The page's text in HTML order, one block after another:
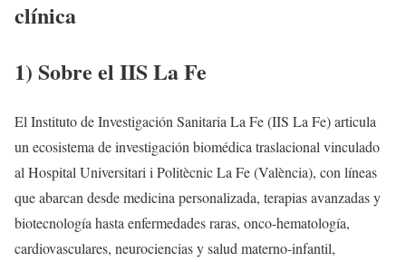
clínica
1) Sobre el IIS La Fe
El Instituto de Investigación Sanitaria La Fe (IIS La Fe) articula
un ecosistema de investigación biomédica traslacional vinculado
al Hospital Universitari i Politècnic La Fe (València), con líneas
que abarcan desde medicina personalizada, terapias avanzadas y
biotecnología hasta enfermedades raras, onco-hematología,
cardiovasculares, neurociencias y salud materno-infantil,